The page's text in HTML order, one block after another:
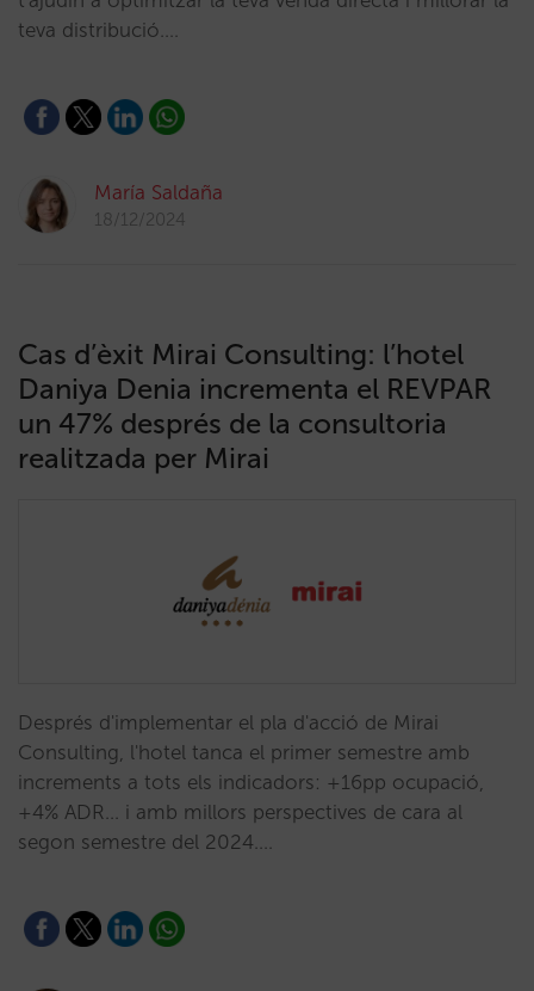
teva distribució.…
María Saldaña
18/12/2024
Cas d’èxit Mirai Consulting: l’hotel
Daniya Denia incrementa el REVPAR
un 47% després de la consultoria
realitzada per Mirai
Després d'implementar el pla d'acció de Mirai
Consulting, l'hotel tanca el primer semestre amb
increments a tots els indicadors: +16pp ocupació,
+4% ADR... i amb millors perspectives de cara al
segon semestre del 2024.…